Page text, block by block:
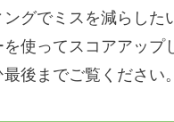
ングでミスを減らした
を使ってスコアアップ
後までご覧ください。